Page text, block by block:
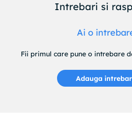
Intrebari si
Ai o
Fii primul care pune o intrebare
Adauga